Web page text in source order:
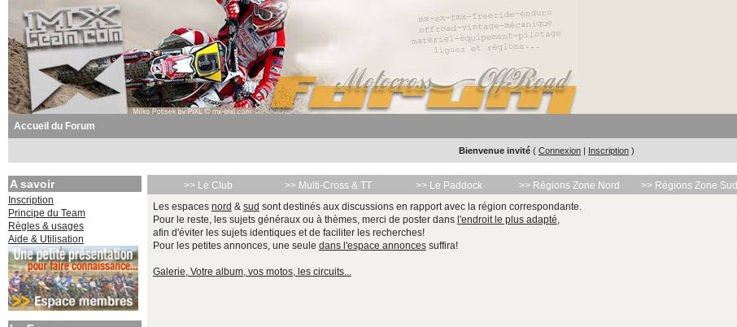
Accueil du Forum
Bienvenue invité ( Connexion | Inscription )
A savoir
Inscription
Principe du Team
Règles & usages
Aide & Utilisation
>> Le Club >> Multi-Cross & TT >> Le Paddock >> Régions Zone Nord
>> Régions Zone Sud
Les espaces nord & sud sont destinés aux discussions en rapport avec la région correspondante.
Pour le reste, les sujets généraux ou à thèmes, merci de poster dans l'endroit le plus adapté,
afin d'éviter les sujets identiques et de faciliter les recherches!
Pour les petites annonces, une seule dans l'espace annoncessuffira!
Galerie, Votre album, vos motos, les circuits...